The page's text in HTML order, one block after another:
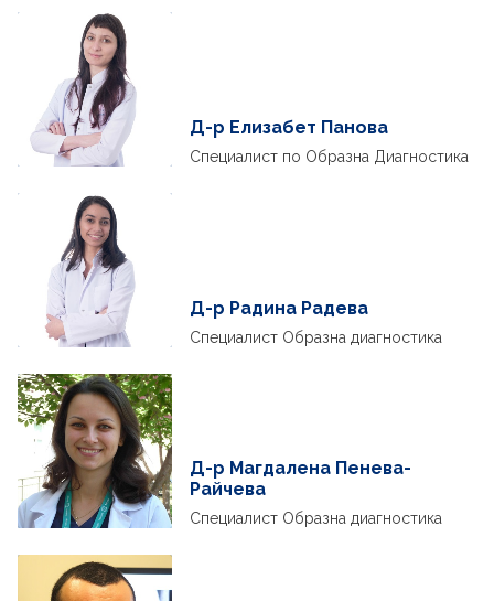
Д-р Елизабет Панова
Специалист по Образна Диагностика
Д-р Радина Радева
Специалист Образна диагностика
Д-р Магдалена Пенева-
Райчева
Специалист Образна диагностика